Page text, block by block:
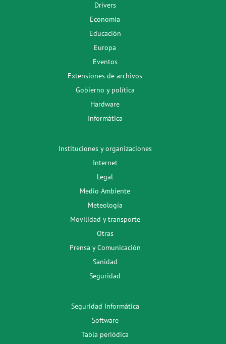
Drivers
Economía
Educación
Europa
Eventos
Extensiones de archivos
Gobierno y política
Hardware
Informática
Instituciones y organizaciones
Internet
Legal
Medio Ambiente
Meteología
Movilidad y transporte
Otras
Prensa y Comunicación
Sanidad
Seguridad
Seguridad Informática
Software
Tabla periódica